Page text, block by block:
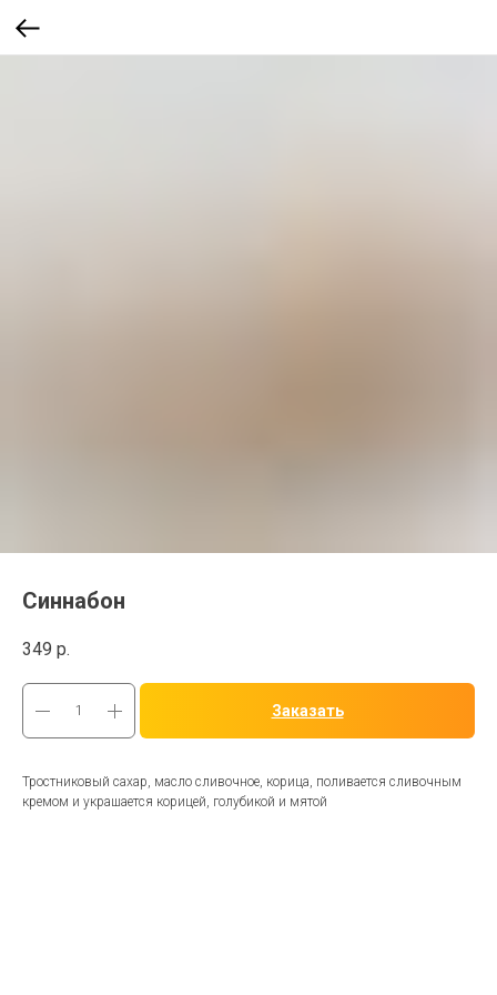
Синнабон
349 р.
Заказать
Тростниковый сахар, масло сливочное, корица, поливается сливочным
кремом и украшается корицей, голубикой и мятой